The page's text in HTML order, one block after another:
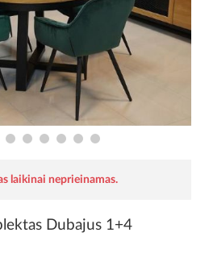
laikinai neprieinamas.
Dubajus 1+4